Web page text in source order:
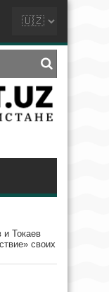
и Токаев
своих